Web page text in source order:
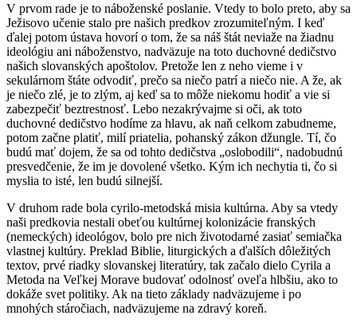
V prvom rade je to náboženské poslanie. Vtedy to bolo preto, aby sa
Ježisovo učenie stalo pre našich predkov zrozumiteľným. I keď
ďalej potom ústava hovorí o tom, že sa náš štát neviaže na žiadnu
ideológiu ani náboženstvo, nadväzuje na toto duchovné dedičstvo
našich slovanských apoštolov. Pretože len z neho vieme i v
sekulárnom štáte odvodiť, prečo sa niečo patrí a niečo nie. A že, ak
je niečo zlé, je to zlým, aj keď sa to môže niekomu hodiť a vie si
zabezpečiť beztrestnosť. Lebo nezakrývajme si oči, ak toto
duchovné dedičstvo hodíme za hlavu, ak naň celkom zabudneme,
potom začne platiť, milí priatelia, pohanský zákon džungle. Tí, čo
budú mať dojem, že sa od tohto dedičstva „oslobodili“, nadobudnú
presvedčenie, že im je dovolené všetko. Kým ich nechytia ti, čo si
myslia to isté, len budú silnejší.
V druhom rade bola cyrilo-metodská misia kultúrna. Aby sa vtedy
naši predkovia nestali obeťou kultúrnej kolonizácie franských
(nemeckých) ideológov, bolo pre nich životodarné zasiať semiačka
vlastnej kultúry. Preklad Biblie, liturgických a ďalších dôležitých
textov, prvé riadky slovanskej literatúry, tak začalo dielo Cyrila a
Metoda na Veľkej Morave budovať odolnosť oveľa hlbšiu, ako to
dokáže svet politiky. Ak na tieto základy nadväzujeme i po
mnohých stáročiach, nadväzujeme na zdravý koreň.